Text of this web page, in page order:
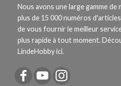
Nous avons une large gamme de
plus de 15 000 numéros
de vous fournir le meilleur
plus rapide à tout moment.
LindeHobby ici.